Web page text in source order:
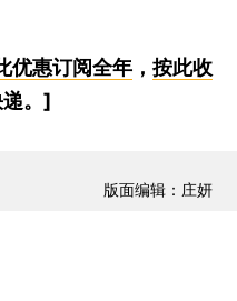
优惠订阅全年， 按此收
递。]
版面编辑：庄妍